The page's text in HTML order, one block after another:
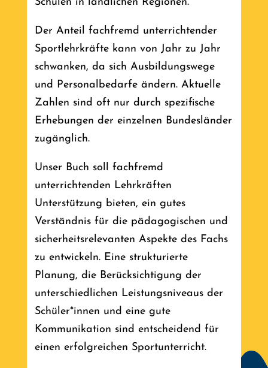
Der Anteil fachfremd unterrichtender
Sportlehrkräfte kann von Jahr zu Jahr
schwanken, da sich Ausbildungswege
und Personalbedarfe ändern. Aktuelle
Zahlen sind oft nur durch spezifische
Erhebungen der einzelnen Bundesländer
zugänglich.
Unser Buch soll fachfremd
unterrichtenden Lehrkräften
Unterstützung bieten, ein gutes
Verständnis für die pädagogischen und
sicherheitsrelevanten Aspekte des Fachs
zu entwickeln. Eine strukturierte
Planung, die Berücksichtigung der
unterschiedlichen Leistungsniveaus der
Schüler*innen und eine gute
Kommunikation sind entscheidend für
einen erfolgreichen Sportunterricht.